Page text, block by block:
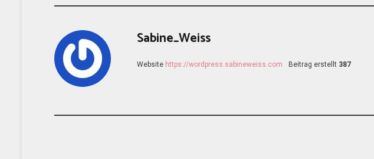
Sabine_Weiss
Website https://wordpress.sabineweiss.com Beitrag erstellt 387